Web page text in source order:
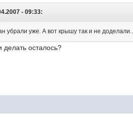
- 09:33:
убрали уже. А вот крышу так и не
осталось?